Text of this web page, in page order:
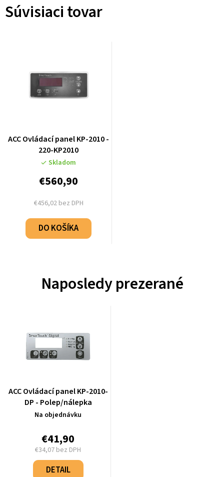
Súvisiaci tovar
ACC Ovládací panel KP-2010 -
220-KP2010
Skladom
€456,02 bez DPH
€560,90
DO KOŠÍKA
Naposledy prezerané
ACC Ovládací panel KP-2010-
DP - Polep/nálepka
Na objednávku
€41,90
€34,07 bez DPH
Jednotková
cena:
DETAIL